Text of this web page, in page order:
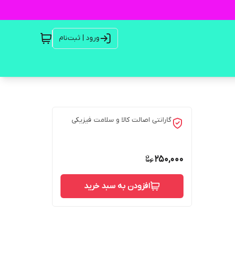
ورود | ثبت‌نام
گارانتی اصالت کالا و سلامت فیزیکی
250,000
افزودن به سبد خرید